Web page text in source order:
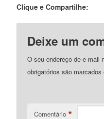
Clique e Compartilhe:
Deixe um
O seu endereço de e-mail
obrigatórios são
Comentário *